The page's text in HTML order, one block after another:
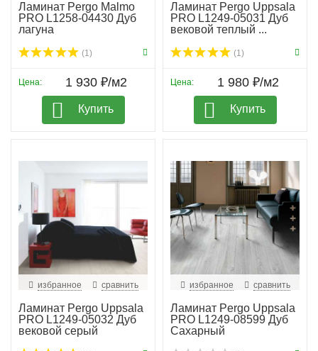
Ламинат Pergo Malmo
PRO L1258-04430 Дуб
лагуна
(1)
Цена: 1 930 ₽/м2
Купить
Ламинат Pergo Uppsala
PRO L1249-05031 Дуб
вековой теплый ...
(1)
Цена: 1 980 ₽/м2
Купить
избранное сравнить
Ламинат Pergo Uppsala
PRO L1249-05032 Дуб
вековой серый
избранное сравнить
Ламинат Pergo Uppsala
PRO L1249-08599 Дуб
Сахарный